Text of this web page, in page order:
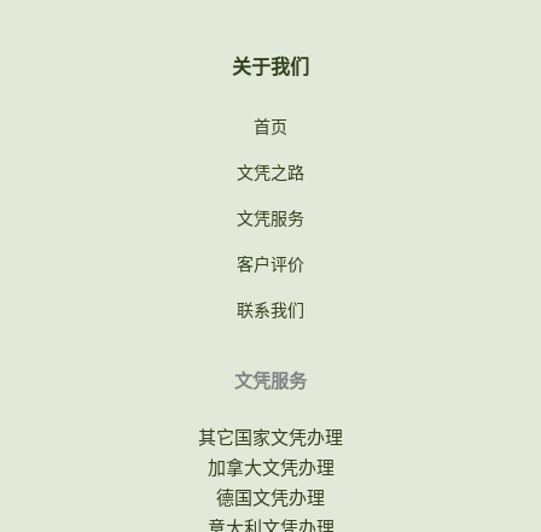
关于我们
首页
文凭之路
文凭服务
客户评价
联系我们
文凭服务
其它国家文凭办理
加拿大文凭办理
德国文凭办理